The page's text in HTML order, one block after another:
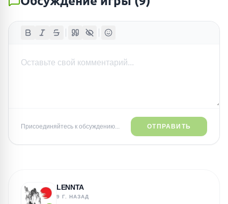
Присоединяйтесь к обсуждению... ОТПРАВИТЬ
LENNTA
9 Г. НАЗАД